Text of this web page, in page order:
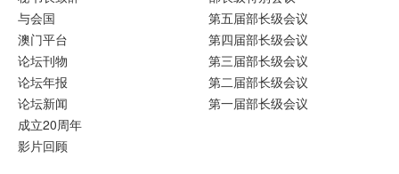
与会国
澳门平台
论坛刊物
论坛年报
论坛新闻
成立20周年
影片回顾
第五届部长级会议
第四届部长级会议
第三届部长级会议
第二届部长级会议
第一届部长级会议